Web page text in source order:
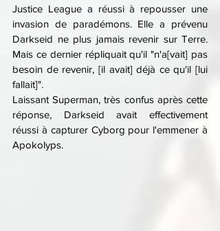
Justice League a réussi à repousser une
invasion de paradémons. Elle a prévenu
Darkseid ne plus jamais revenir sur Terre.
Mais ce dernier répliquait qu'il "n'a[vait] pas
besoin de revenir, [il avait] déjà ce qu'il [lui
fallait]".
Laissant Superman, très confus après cette
réponse, Darkseid avait effectivement
réussi à capturer Cyborg pour l'emmener à
Apokolyps.